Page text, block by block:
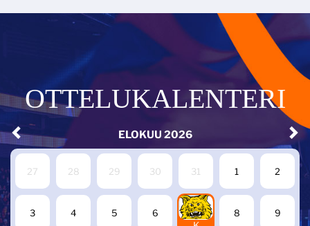
OTTELUKALENTERI
ELOKUU 2026
27 28 29 30 31 1 2
3 4 5 6
7
8 9